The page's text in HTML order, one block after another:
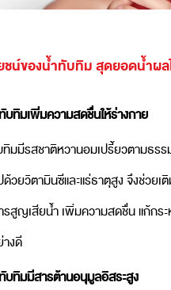
ชน์ของน้ำทับทิม สุดยอดน้ำผ
บทิมเพิ่มความสดชื่นให้ร่างกาย
มมีรสชาติหวานอมเปรี้ยวตามธร
วยวิตามินซีและแร่ธาตุสูง จึงช่วยเ
รสูญเสียน้ำ เพิ่มความสดชื่น แก้กร
างดี
บทิมมีสารต้านอนุมูลอิสระสูง